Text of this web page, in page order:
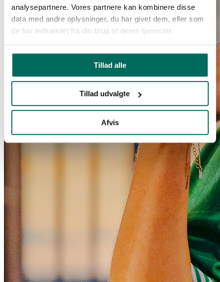
analysepartnere. Vores partnere kan kombinere disse
data med andre oplysninger, du har givet dem, eller som
de har indsamlet fra din brug af deres tjenester.
Tillad alle
Tillad udvalgte
Afvis